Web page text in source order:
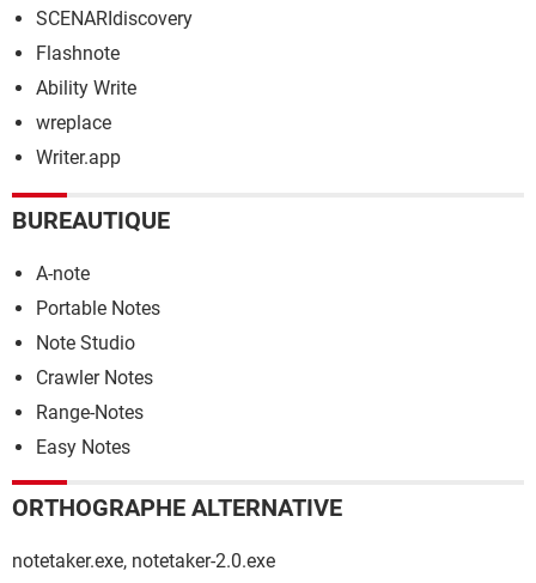
SCENARIdiscovery
Flashnote
Ability Write
wreplace
Writer.app
BUREAUTIQUE
A-note
Portable Notes
Note Studio
Crawler Notes
Range-Notes
Easy Notes
ORTHOGRAPHE ALTERNATIVE
notetaker.exe, notetaker-2.0.exe